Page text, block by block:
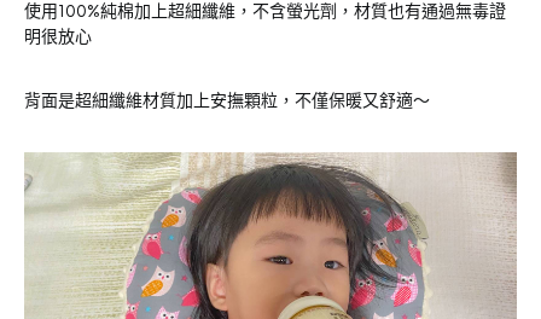
使用100%純棉加上超細纖維，不含螢光劑，材質也有通過無毒證
明很放心
背面是超細纖維材質加上安撫顆粒，不僅保暖又舒適～